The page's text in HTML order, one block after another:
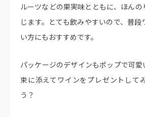
ルーツなどの果実味とともに、ほん
じます。とても飲みやすいので、普
い方にもおすすめです。
パッケージのデザインもポップで可
束に添えてワインをプレゼントして
う？